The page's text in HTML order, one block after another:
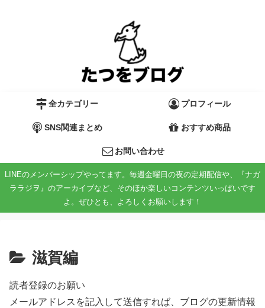
全カテゴリー プロフィール
SNS関連まとめ おすすめ商品
お問い合わせ
LINEのメンバーシップやってます。毎週金曜日の夜の定期配信や、『ナガ
ララジヲ』のアーカイブなど、そのほか楽しいコンテンツいっぱいです
よ。ぜひとも、よろしくお願いします！
滋賀編
読者登録のお願い
メールアドレスを記入して送信すれば、ブログの更新情報